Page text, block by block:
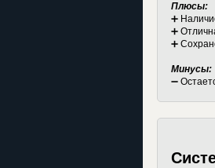
Плюсы:
➕
➕
➕
Минусы:
➖